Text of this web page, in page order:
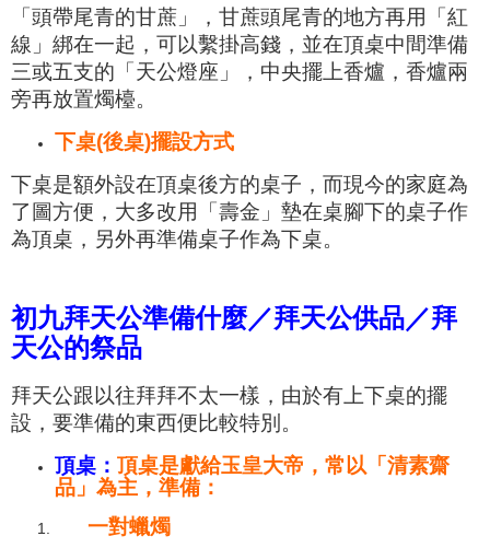
「頭帶尾青的甘蔗」，甘蔗頭尾青的地方再用「紅
線」綁在一起，可以繫掛高錢， 並在頂桌中間準備
三或五支的「 天公燈座」， 中央擺上香爐，香爐兩
旁再放置燭檯。
下桌(後桌)擺設方式
下桌是額外設在頂桌後方的桌子， 而現今的家庭為
了圖方便，大多改用「壽金」墊在桌腳下的桌子作
為頂桌， 另外再準備桌子作為下桌。
初九拜天公準備什麼／拜天公供品／拜
天公的祭品
拜天公跟以往拜拜不太一樣 ， 由於有上下桌的擺
設 ， 要準備的東西便比較特別。
頂桌 ： 頂桌是獻給玉皇大帝，常以「清素齋
品」為主，準備：
一對蠟燭